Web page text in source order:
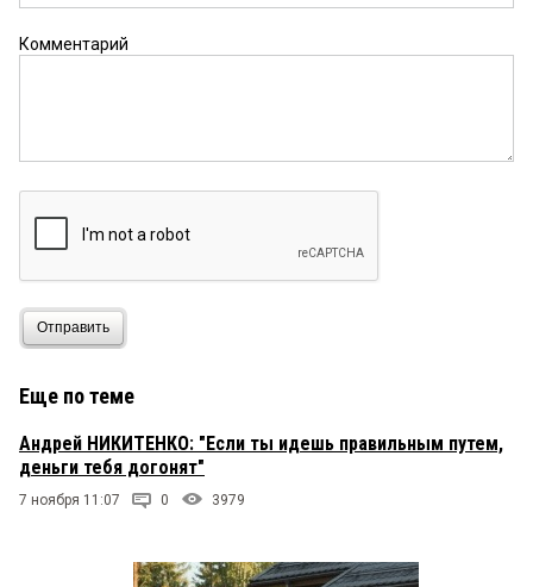
Комментарий
Отправить
Еще по теме
Андрей НИКИТЕНКО: "Если ты идешь правильным путем,
деньги тебя догонят"
7 ноября 11:07 0 3979